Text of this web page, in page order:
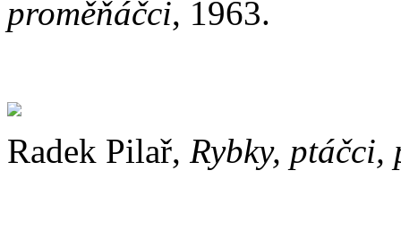
proměňáčci, 1963.
Radek Pilař, Rybky, ptáčci,